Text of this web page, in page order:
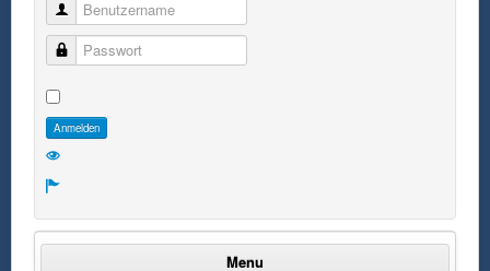
Benutzername
Passwort
Anmelden
Menu